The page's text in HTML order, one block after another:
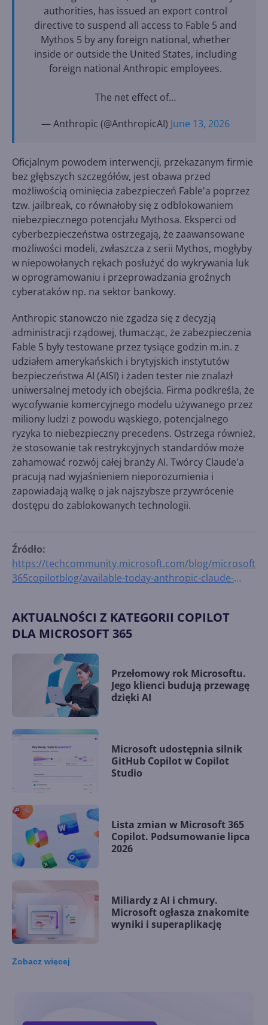
authorities, has issued an export control
directive to suspend all access to Fable 5 and
Mythos 5 by any foreign national, whether
inside or outside the United States, including
foreign national Anthropic employees.
The net effect of…
— Anthropic (@AnthropicAI) June 13, 2026
Oficjalnym powodem interwencji, przekazanym firmie
bez głębszych szczegółów, jest obawa przed
możliwością ominięcia zabezpieczeń Fable'a poprzez
tzw. jailbreak, co równałoby się z odblokowaniem
niebezpiecznego potencjału Mythosa. Eksperci od
cyberbezpieczeństwa ostrzegają, że zaawansowane
możliwości modeli, zwłaszcza z serii Mythos, mogłyby
w niepowołanych rękach posłużyć do wykrywania luk
w oprogramowaniu i przeprowadzania groźnych
cyberataków np. na sektor bankowy.
Anthropic stanowczo nie zgadza się z decyzją
administracji rządowej, tłumacząc, że zabezpieczenia
Fable 5 były testowane przez tysiące godzin m.in. z
udziałem amerykańskich i brytyjskich instytutów
bezpieczeństwa AI (AISI) i żaden tester nie znalazł
uniwersalnej metody ich obejścia. Firma podkreśla, że
wycofywanie komercyjnego modelu używanego przez
miliony ludzi z powodu wąskiego, potencjalnego
ryzyka to niebezpieczny precedens. Ostrzega również,
że stosowanie tak restrykcyjnych standardów może
zahamować rozwój całej branży AI. Twórcy Claude'a
pracują nad wyjaśnieniem nieporozumienia i
zapowiadają walkę o jak najszybsze przywrócenie
dostępu do zablokowanych technologii.
Źródło:
https://techcommunity.microsoft.com/blog/microsoft
365copilotblog/available-today-anthropic-claude-
AKTUALNOŚCI Z KATEGORII COPILOT
DLA MICROSOFT 365
Przełomowy rok Microsoftu.
Jego klienci budują przewagę
dzięki AI
Microsoft udostępnia silnik
GitHub Copilot w Copilot
Studio
Lista zmian w Microsoft 365
Copilot. Podsumowanie lipca
2026
Miliardy z AI i chmury.
Microsoft ogłasza znakomite
wyniki i superaplikację
Zobacz więcej